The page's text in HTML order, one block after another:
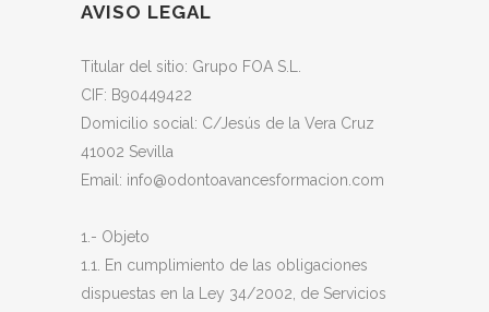
AVISO LEGAL
Titular del sitio: Grupo FOA S.L.
CIF: B90449422
Domicilio social: C/Jesús de la Vera Cruz
41002 Sevilla
Email: info@odontoavancesformacion.com
1.- Objeto
1.1. En cumplimiento de las obligaciones
dispuestas en la Ley 34/2002, de Servicios